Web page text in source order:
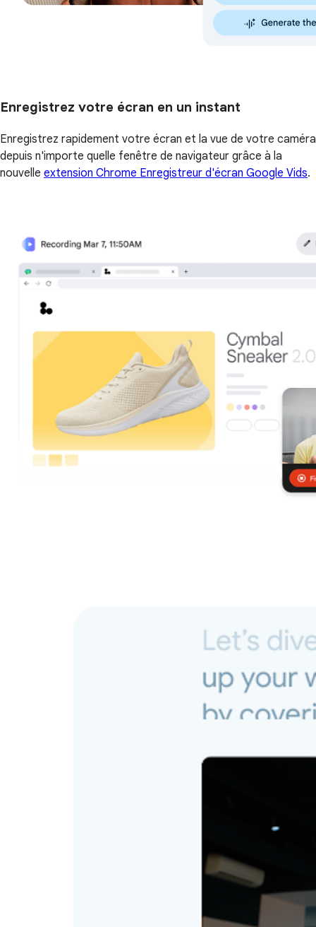
Enregistrez votre écran en un instant
Enregistrez rapidement votre écran et la vue de votre caméra
depuis n'importe quelle fenêtre de navigateur grâce à la
nouvelle extension Chrome Enregistreur d'écran Google Vids.